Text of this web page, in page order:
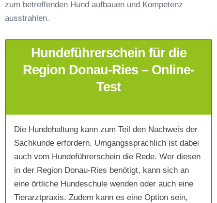
Telefonnummer*
Mit Absenden der Daten akzeptiere ich die
AGB`s.
Absenden
zum betreffenden Hund aufbauen und Kompetenz
ausstrahlen.
Hundeführerschein für die
Region Donau-Ries – Online-
Test
Die Hundehaltung kann zum Teil den Nachweis der
Sachkunde erfordern. Umgangssprachlich ist dabei
auch vom Hundeführerschein die Rede. Wer diesen
in der Region Donau-Ries benötigt, kann sich an
eine örtliche Hundeschule wenden oder auch eine
Tierarztpraxis. Zudem kann es eine Option sein,